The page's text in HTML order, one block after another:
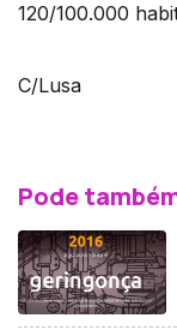
120/100.000
C/Lusa
Pode